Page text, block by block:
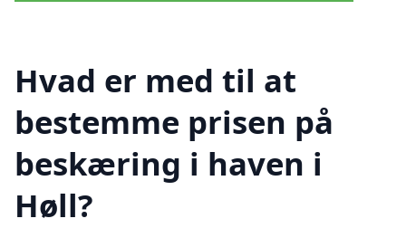
Hvad er med til at
bestemme prisen på
beskæring i haven i
Høll?